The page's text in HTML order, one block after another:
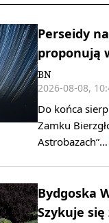
Perseidy
proponują
BN
2026-08-08,
Do końca
Zamku
Astrobazach”…
Bydgoska
Szykuje